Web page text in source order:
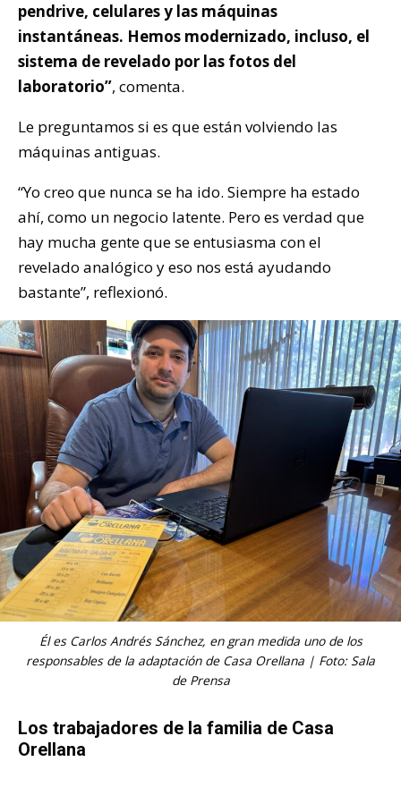
pendrive, celulares y las máquinas
instantáneas. Hemos modernizado, incluso, el
sistema de revelado por las fotos del
laboratorio”, comenta.
Le preguntamos si es que están volviendo las
máquinas antiguas.
“Yo creo que nunca se ha ido. Siempre ha estado
ahí, como un negocio latente. Pero es verdad que
hay mucha gente que se entusiasma con el
revelado analógico y eso nos está ayudando
bastante”, reflexionó.
Él es Carlos Andrés Sánchez, en gran medida uno de los
responsables de la adaptación de Casa Orellana | Foto: Sala
de Prensa
Los trabajadores de la familia de Casa
Orellana